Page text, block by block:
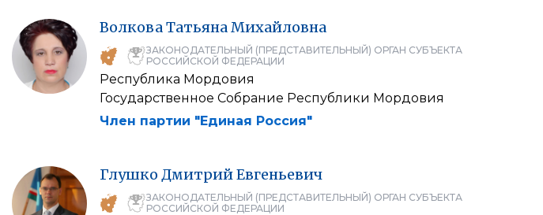
Волкова Татьяна Михайловна
ЗАКОНОДАТЕЛЬНЫЙ (ПРЕДСТАВИТЕЛЬНЫЙ) ОРГАН СУБЪЕКТА
РОССИЙСКОЙ ФЕДЕРАЦИИ
Республика Мордовия
Государственное Собрание Республики Мордовия
Член партии "Единая Россия"
Глушко ДмитрийЕвгеньевич
ЗАКОНОДАТЕЛЬНЫЙ (ПРЕДСТАВИТЕЛЬНЫЙ) ОРГАН СУБЪЕКТА
РОССИЙСКОЙ ФЕДЕРАЦИИ